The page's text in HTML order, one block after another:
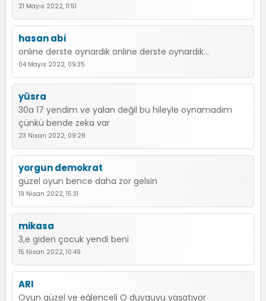
21 Mayıs 2022, 11:51
hasan abi
onlıne derste oynardık onlıne derste oynardık...
04 Mayıs 2022, 09:35
yüsra
30a 17 yendim ve yalan değil bu hileyle oynamadım
çünkü bende zeka var
23 Nisan 2022, 09:28
yorgun demokrat
güzel oyun bence daha zor gelsin
19 Nisan 2022, 15:31
mikasa
3,e giden çocuk yendi beni
15 Nisan 2022, 10:49
ARI
Oyun güzel ve eğlenceli O duyguyu yaşatıyor